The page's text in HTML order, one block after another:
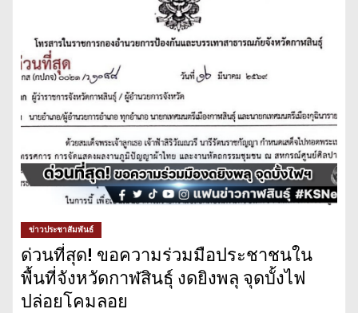
ข่าวประชาสัมพันธ์
ด่วนที่สุด! ขอความร่วมมือประชาชนใน
พื้นที่จังหวัดกาฬสินธุ์ งดยิงพลุ จุดบั้งไฟ
ปล่อยโคมลอย